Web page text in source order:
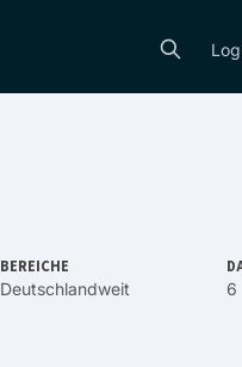
BEREICHE
Deutschlandweit 6